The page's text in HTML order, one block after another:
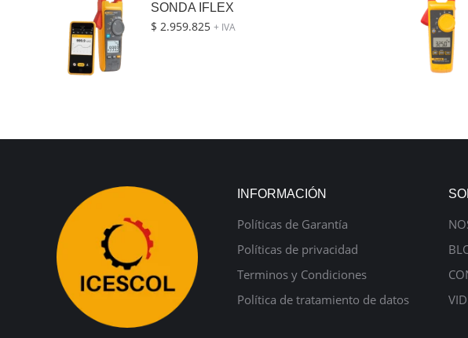
SONDA IFLEX
$ 2.959.825 + IVA
INFORMACIÓN
Políticas de Garantía
Políticas de privacidad
Terminos y Condiciones
Política de tratamiento de datos